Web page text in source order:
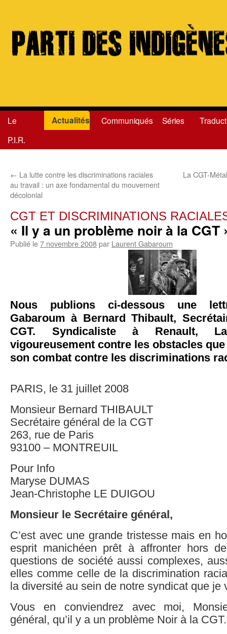
Aller
au
Le
P.I.R.
Actualités Communiqués Séries
← La lutte contre les discriminations raciales
au travail : un axe fondamental du mouvement
décolonial
La CGT-
CGT ET DISCRIMINATIONS
« Il y a un problème noir à la CGT
Publié le7 novembre 2008par Laurent Gabaroum
Nous publions ci-dessous une
Gabaroum à Bernard Thibault,
CGT. Syndicaliste à Renault,
vigoureusement contre les obstacles que
son combat contre les discriminations
PARIS, le 31 juillet 2008
Monsieur Bernard THIBAULT
Secrétaire général de la CGT
263, rue de Paris
93100 – MONTREUIL
Pour Info
Maryse DUMAS
Jean-Christophe LE DUIGOU
Monsieur le Secrétaire général,
C’est avec une grande tristesse mais en
esprit manichéen prêt à affronter hors
questions de société aussi complexes,
elles comme celle de la discrimination
la diversité au sein de notre syndicat que je
Vous en conviendrez avec moi,
général, qu’il y a un problème Noir à la CGT.